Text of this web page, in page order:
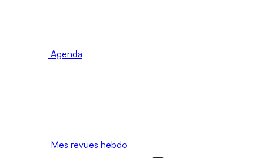
Agenda
Mes revues hebdo